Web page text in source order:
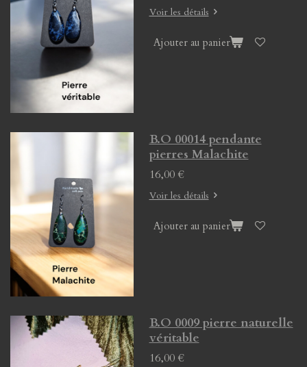
Voir les détails
Ajouter au panier
B.O 00014 pendante
pierres Malachite
16,00 €
Voir les détails
Ajouter au panier
B.O 0009 pierre naturelle
véritable
16,00 €